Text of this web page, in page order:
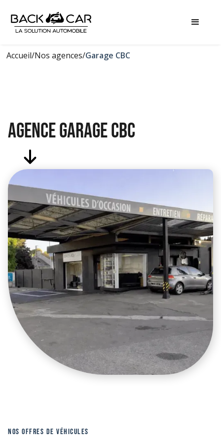
Accueil/Nos agences/Garage CBC
AGENCE Garage CBC
NOS OFFRES DE VÉHICULES